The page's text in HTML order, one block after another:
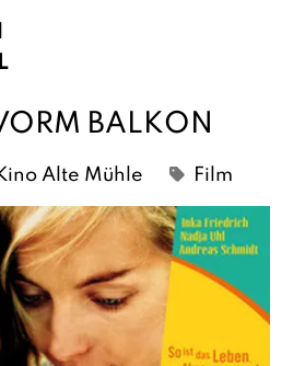
BALKON
Alte Mühle Film